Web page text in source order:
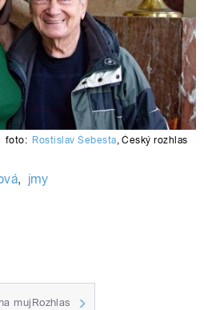
foto: Rostislav Šebesta,Český rozhlas
, jmy
mujRozhlas